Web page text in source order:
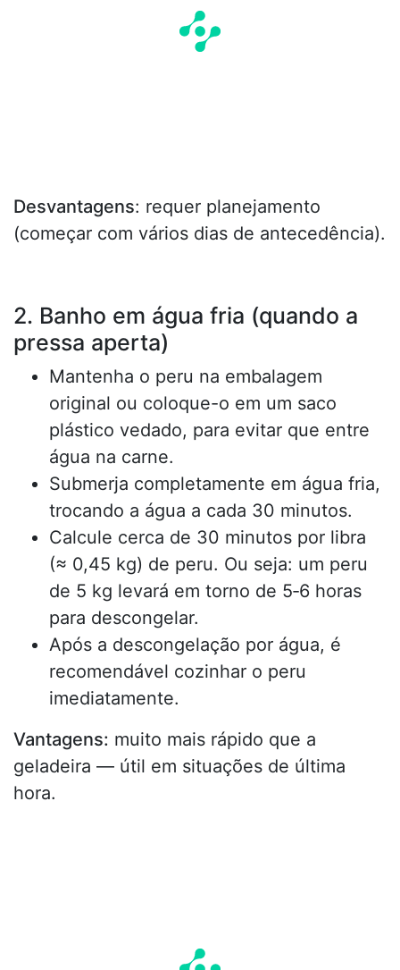
Desvantagens: requer planejamento
(começar com vários dias de antecedência).
2. Banho em água fria (quando a
pressa aperta)
Mantenha o peru na embalagem
original ou coloque-o em um saco
plástico vedado, para evitar que entre
água na carne.
Submerja completamente em água fria,
trocando a água a cada 30 minutos.
Calcule cerca de 30 minutos por libra
(≈ 0,45 kg) de peru. Ou seja: um peru
de 5 kg levará em torno de 5‑6 horas
para descongelar.
Após a descongelação por água, é
recomendável cozinhar o peru
imediatamente.
Vantagens: muito mais rápido que a
geladeira — útil em situações de última
hora.